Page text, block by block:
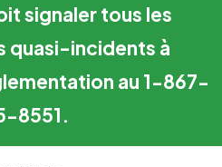
signaler tous les
quasi-incidents à
au 1-867-
8551.